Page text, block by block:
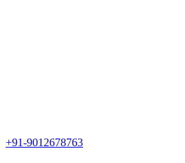
+91-9012678763